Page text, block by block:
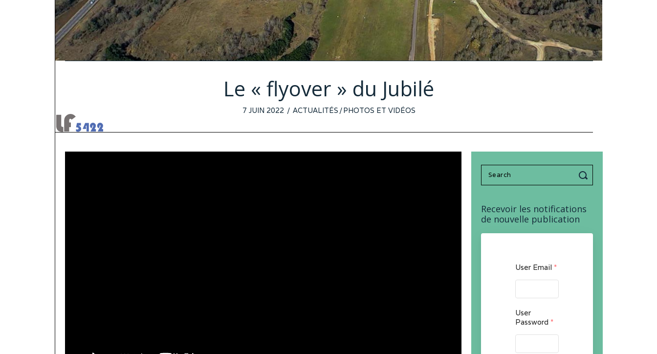
Le « flyover » du Jubilé
POSTED
7 JUIN 2022 5
2022
ACTUALITÉS /PHOTOS ET VIDÉOS
Search
for:
Recevoir les notifications
de nouvelle publication
User Email *
User
Password *